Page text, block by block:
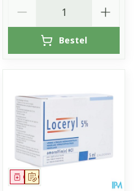
Bestel
Op voorschrift
Geneesmiddel